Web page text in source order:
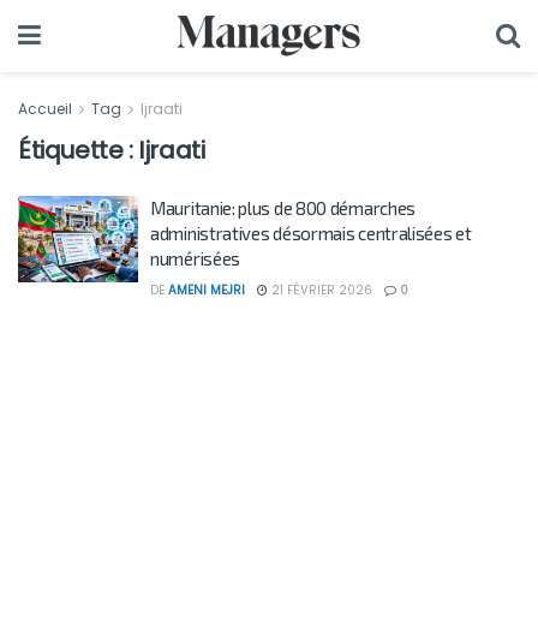
Accueil Tag Ijraati
Étiquette : Ijraati
Mauritanie: plus de 800 démarches
administratives désormais centralisées et
numérisées
DE AMENI MEJRI 21 FÉVRIER 2026 0